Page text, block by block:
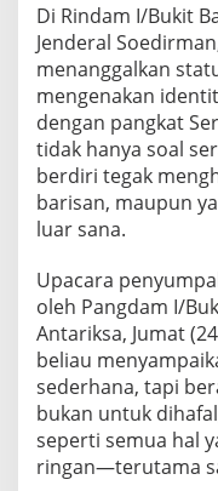
S
a
a
t
R
e
m
a
j
a
r
u
b
a
h
J
a
d
P
Di Rindam I/Bukit
Jenderal
menanggalkan
mengenakan
dengan pangkat
tidak hanya soal
berdiri tegak
barisan, maupun
luar sana.
Upacara
oleh Pangdam I/
Antariksa, Jumat
beliau
sederhana, tapi
bukan untuk
seperti semua hal
ringan—terutama